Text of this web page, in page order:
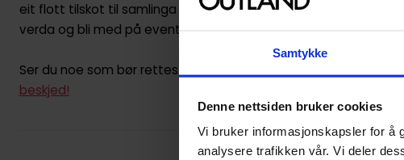
Samtykke
Denne nettsiden bruker cookies
Vi bruker informasjonskapsler for å
analysere trafikken vår. Vi deler
eit flott tilskot til samlinga di av tegneserier. La deg fortrylle av
verda og bli med på eventyra til Pepar og Gulrot.
Ser du noe som bør rettes opp i produktbeskrivelsen? Ikke nøl
beskjed!